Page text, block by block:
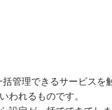
管理できるサービスを
われるものです。